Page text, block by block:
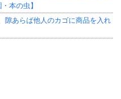
本の虫】
隙あらば他人のカゴに商品を入れ